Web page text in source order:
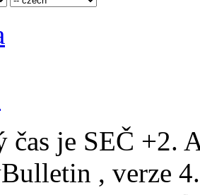
čas je SEČ +2.
, verze